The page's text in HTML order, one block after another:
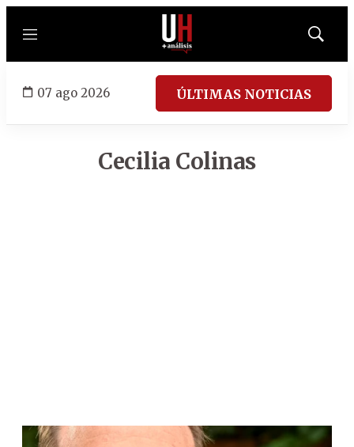
Menú
Mostrar
07 ago 2026 ÚLTIMAS NOTICIAS
Cecilia Colinas